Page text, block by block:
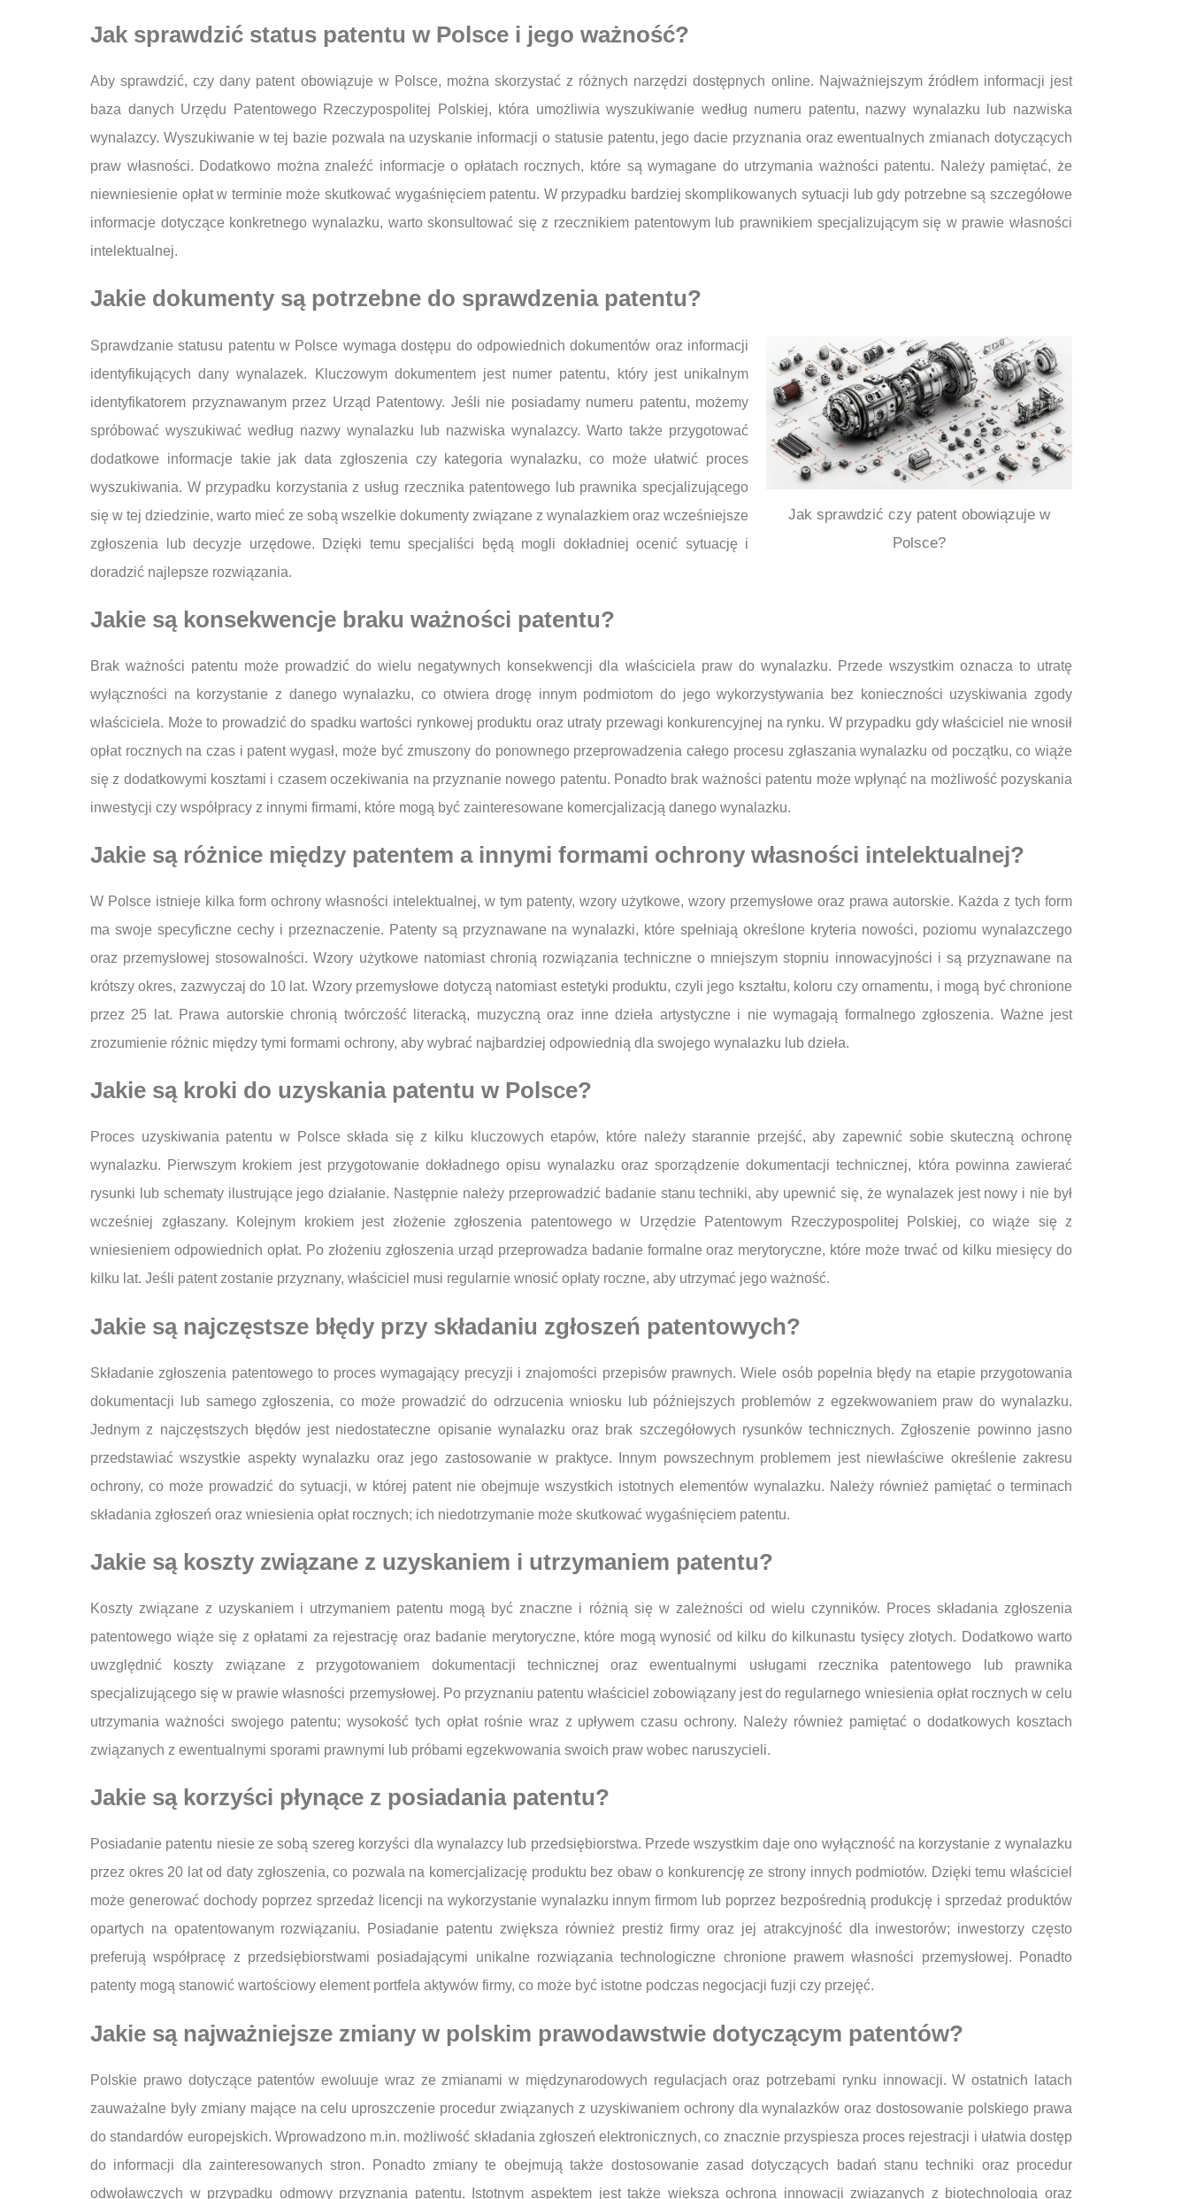
Jak sprawdzić status patentu w Polsce i jego ważność?
Aby sprawdzić, czy dany patent obowiązuje w Polsce, można skorzystać z różnych narzędzi dostępnych online. Najważniejszym źródłem informacji jest
baza danych Urzędu Patentowego Rzeczypospolitej Polskiej, która umożliwia wyszukiwanie według numeru patentu, nazwy wynalazku lub nazwiska
wynalazcy. Wyszukiwanie w tej bazie pozwala na uzyskanie informacji o statusie patentu, jego dacie przyznania oraz ewentualnych zmianach dotyczących
praw własności. Dodatkowo można znaleźć informacje o opłatach rocznych, które są wymagane do utrzymania ważności patentu. Należy pamiętać, że
niewniesienie opłat w terminie może skutkować wygaśnięciem patentu. W przypadku bardziej skomplikowanych sytuacji lub gdy potrzebne są szczegółowe
informacje dotyczące konkretnego wynalazku, warto skonsultować się z rzecznikiem patentowym lub prawnikiem specjalizującym się w prawie własności
intelektualnej.
Jakie dokumenty są potrzebne do sprawdzenia patentu?
Jak sprawdzić czy patent obowiązuje w
Polsce?
Sprawdzanie statusu patentu w Polsce wymaga dostępu do odpowiednich dokumentów oraz informacji
identyfikujących dany wynalazek. Kluczowym dokumentem jest numer patentu, który jest unikalnym
identyfikatorem przyznawanym przez Urząd Patentowy. Jeśli nie posiadamy numeru patentu, możemy
spróbować wyszukiwać według nazwy wynalazku lub nazwiska wynalazcy. Warto także przygotować
dodatkowe informacje takie jak data zgłoszenia czy kategoria wynalazku, co może ułatwić proces
wyszukiwania. W przypadku korzystania z usług rzecznika patentowego lub prawnika specjalizującego
się w tej dziedzinie, warto mieć ze sobą wszelkie dokumenty związane z wynalazkiem oraz wcześniejsze
zgłoszenia lub decyzje urzędowe. Dzięki temu specjaliści będą mogli dokładniej ocenić sytuację i
doradzić najlepsze rozwiązania.
Jakie są konsekwencje braku ważności patentu?
Brak ważności patentu może prowadzić do wielu negatywnych konsekwencji dla właściciela praw do wynalazku. Przede wszystkim oznacza to utratę
wyłączności na korzystanie z danego wynalazku, co otwiera drogę innym podmiotom do jego wykorzystywania bez konieczności uzyskiwania zgody
właściciela. Może to prowadzić do spadku wartości rynkowej produktu oraz utraty przewagi konkurencyjnej na rynku. W przypadku gdy właściciel nie wnosił
opłat rocznych na czas i patent wygasł, może być zmuszony do ponownego przeprowadzenia całego procesu zgłaszania wynalazku od początku, co wiąże
się z dodatkowymi kosztami i czasem oczekiwania na przyznanie nowego patentu. Ponadto brak ważności patentu może wpłynąć na możliwość pozyskania
inwestycji czy współpracy z innymi firmami, które mogą być zainteresowane komercjalizacją danego wynalazku.
Jakie są różnice między patentem a innymi formami ochrony własności intelektualnej?
W Polsce istnieje kilka form ochrony własności intelektualnej, w tym patenty, wzory użytkowe, wzory przemysłowe oraz prawa autorskie. Każda z tych form
ma swoje specyficzne cechy i przeznaczenie. Patenty są przyznawane na wynalazki, które spełniają określone kryteria nowości, poziomu wynalazczego
oraz przemysłowej stosowalności. Wzory użytkowe natomiast chronią rozwiązania techniczne o mniejszym stopniu innowacyjności i są przyznawane na
krótszy okres, zazwyczaj do 10 lat. Wzory przemysłowe dotyczą natomiast estetyki produktu, czyli jego kształtu, koloru czy ornamentu, i mogą być chronione
przez 25 lat. Prawa autorskie chronią twórczość literacką, muzyczną oraz inne dzieła artystyczne i nie wymagają formalnego zgłoszenia. Ważne jest
zrozumienie różnic między tymi formami ochrony, aby wybrać najbardziej odpowiednią dla swojego wynalazku lub dzieła.
Jakie są kroki do uzyskania patentu w Polsce?
Proces uzyskiwania patentu w Polsce składa się z kilku kluczowych etapów, które należy starannie przejść, aby zapewnić sobie skuteczną ochronę
wynalazku. Pierwszym krokiem jest przygotowanie dokładnego opisu wynalazku oraz sporządzenie dokumentacji technicznej, która powinna zawierać
rysunki lub schematy ilustrujące jego działanie. Następnie należy przeprowadzić badanie stanu techniki, aby upewnić się, że wynalazek jest nowy i nie był
wcześniej zgłaszany. Kolejnym krokiem jest złożenie zgłoszenia patentowego w Urzędzie Patentowym Rzeczypospolitej Polskiej, co wiąże się z
wniesieniem odpowiednich opłat. Po złożeniu zgłoszenia urząd przeprowadza badanie formalne oraz merytoryczne, które może trwać od kilku miesięcy do
kilku lat. Jeśli patent zostanie przyznany, właściciel musi regularnie wnosić opłaty roczne, aby utrzymać jego ważność.
Jakie są najczęstsze błędy przy składaniu zgłoszeń patentowych?
Składanie zgłoszenia patentowego to proces wymagający precyzji i znajomości przepisów prawnych. Wiele osób popełnia błędy na etapie przygotowania
dokumentacji lub samego zgłoszenia, co może prowadzić do odrzucenia wniosku lub późniejszych problemów z egzekwowaniem praw do wynalazku.
Jednym z najczęstszych błędów jest niedostateczne opisanie wynalazku oraz brak szczegółowych rysunków technicznych. Zgłoszenie powinno jasno
przedstawiać wszystkie aspekty wynalazku oraz jego zastosowanie w praktyce. Innym powszechnym problemem jest niewłaściwe określenie zakresu
ochrony, co może prowadzić do sytuacji, w której patent nie obejmuje wszystkich istotnych elementów wynalazku. Należy również pamiętać o terminach
składania zgłoszeń oraz wniesienia opłat rocznych; ich niedotrzymanie może skutkować wygaśnięciem patentu.
Jakie są koszty związane z uzyskaniem i utrzymaniem patentu?
Koszty związane z uzyskaniem i utrzymaniem patentu mogą być znaczne i różnią się w zależności od wielu czynników. Proces składania zgłoszenia
patentowego wiąże się z opłatami za rejestrację oraz badanie merytoryczne, które mogą wynosić od kilku do kilkunastu tysięcy złotych. Dodatkowo warto
uwzględnić koszty związane z przygotowaniem dokumentacji technicznej oraz ewentualnymi usługami rzecznika patentowego lub prawnika
specjalizującego się w prawie własności przemysłowej. Po przyznaniu patentu właściciel zobowiązany jest do regularnego wniesienia opłat rocznych w celu
utrzymania ważności swojego patentu; wysokość tych opłat rośnie wraz z upływem czasu ochrony. Należy również pamiętać o dodatkowych kosztach
związanych z ewentualnymi sporami prawnymi lub próbami egzekwowania swoich praw wobec naruszycieli.
Jakie są korzyści płynące z posiadania patentu?
Posiadanie patentu niesie ze sobą szereg korzyści dla wynalazcy lub przedsiębiorstwa. Przede wszystkim daje ono wyłączność na korzystanie z wynalazku
przez okres 20 lat od daty zgłoszenia, co pozwala na komercjalizację produktu bez obaw o konkurencję ze strony innych podmiotów. Dzięki temu właściciel
może generować dochody poprzez sprzedaż licencji na wykorzystanie wynalazku innym firmom lub poprzez bezpośrednią produkcję i sprzedaż produktów
opartych na opatentowanym rozwiązaniu. Posiadanie patentu zwiększa również prestiż firmy oraz jej atrakcyjność dla inwestorów; inwestorzy często
preferują współpracę z przedsiębiorstwami posiadającymi unikalne rozwiązania technologiczne chronione prawem własności przemysłowej. Ponadto
patenty mogą stanowić wartościowy element portfela aktywów firmy, co może być istotne podczas negocjacji fuzji czy przejęć.
Jakie są najważniejsze zmiany w polskim prawodawstwie dotyczącym patentów?
Polskie prawo dotyczące patentów ewoluuje wraz ze zmianami w międzynarodowych regulacjach oraz potrzebami rynku innowacji. W ostatnich latach
zauważalne były zmiany mające na celu uproszczenie procedur związanych z uzyskiwaniem ochrony dla wynalazków oraz dostosowanie polskiego prawa
do standardów europejskich. Wprowadzono m.in. możliwość składania zgłoszeń elektronicznych, co znacznie przyspiesza proces rejestracji i ułatwia dostęp
do informacji dla zainteresowanych stron. Ponadto zmiany te obejmują także dostosowanie zasad dotyczących badań stanu techniki oraz procedur
odwoławczych w przypadku odmowy przyznania patentu. Istotnym aspektem jest także większa ochrona innowacji związanych z biotechnologią oraz